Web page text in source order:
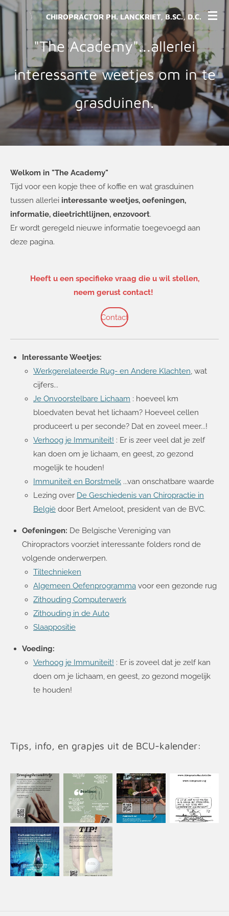
Ga
hoofdinhoud
CHIROPRACTOR PH. LANCKRIET, B.SC., D.C.
"The Academy"...allerlei
interessante weetjes om in te
grasduinen.
Welkom in "The Academy"
Tijd voor een kopje thee of koffie en wat grasduinen
tussen allerlei interessante weetjes, oefeningen,
informatie, dieetrichtlijnen, enzovoort.
Er wordt geregeld nieuwe informatie toegevoegd aan
deze pagina.
Heeft u een specifieke vraag die u wil stellen,
neem gerust contact!
Contact
Interessante Weetjes:
Werkgerelateerde Rug- en Andere Klachten, wat
cijfers...
Je Onvoorstelbare Lichaam : hoeveel km
bloedvaten bevat het lichaam? Hoeveel cellen
produceert u per seconde? Dat en zoveel meer...!
Verhoog je Immuniteit! : Er is zeer veel dat je zelf
kan doen om je lichaam, en geest, zo gezond
mogelijk te houden!
Immuniteit en Borstmelk ...van onschatbare waarde
Lezing over De Geschiedenis van Chiropractie in
België door Bert Ameloot, president van de BVC.
Oefeningen: De Belgische Vereniging van
Chiropractors voorziet interessante folders rond de
volgende onderwerpen.
Tiltechnieken
Algemeen Oefenprogramma voor een gezonde rug
Zithouding Computerwerk
Zithouding in de Auto
Slaappositie
Voeding:
Verhoog je Immuniteit! : Er is zoveel dat je zelf kan
doen om je lichaam, en geest, zo gezond mogelijk
te houden!
Tips, info, en grapjes uit de BCU-kalender: